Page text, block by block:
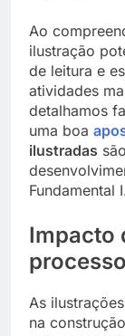
Ao
ilustração
de leitura e
atividades
detalhamos
uma boa
ilustradas
Fundamental
Impacto
As
na